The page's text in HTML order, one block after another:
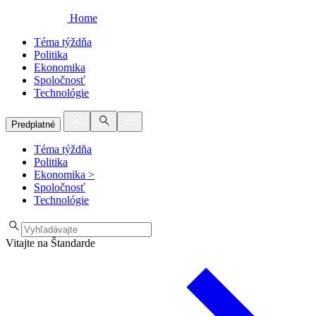
Home
Téma týždňa
Politika
Ekonomika
Spoločnosť
Technológie
Predplatné
Téma týždňa
Politika
Ekonomika >
Spoločnosť
Technológie
Vitajte na Štandarde